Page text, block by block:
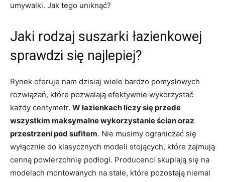
umywalki. Jak tego uniknąć?
Jaki rodzaj suszarki łazienkowej
sprawdzi się najlepiej?
Rynek oferuje nam dzisiaj wiele bardzo pomysłowych
rozwiązań, które pozwalają efektywnie wykorzystać
każdy centymetr. W łazienkach liczy się przede
wszystkim maksymalne wykorzystanie ścian oraz
przestrzeni pod sufitem. Nie musimy ograniczać się
wyłącznie do klasycznych modeli stojących, które zajmują
cenną powierzchnię podłogi. Producenci skupiają się na
modelach montowanych na stałe, które pozostają niemal